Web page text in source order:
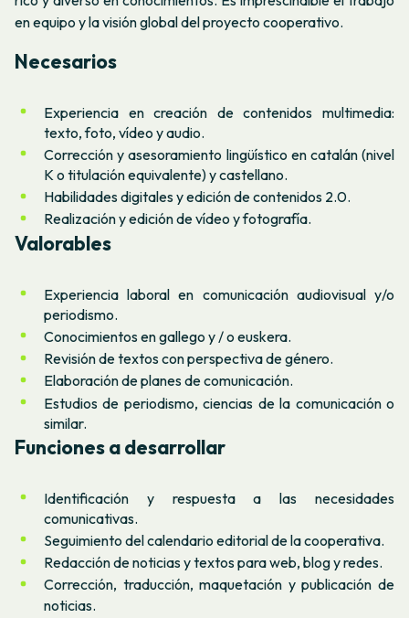
en equipo y la visión global del proyecto cooperativo.
Necesarios
Experiencia en creación de contenidos multimedia:
texto, foto, vídeo y audio.
Corrección y asesoramiento lingüístico en catalán (nivel
K o titulación equivalente) y castellano.
Habilidades digitales y edición de contenidos 2.0.
Realización y edición de vídeo y fotografía.
Valorables
Experiencia laboral en comunicación audiovisual y/o
periodismo.
Conocimientos en gallego y / o euskera.
Revisión de textos con perspectiva de género.
Elaboración de planes de comunicación.
Estudios de periodismo, ciencias de la comunicación o
similar.
Funciones a desarrollar
Identificación y respuesta a las necesidades
comunicativas.
Seguimiento del calendario editorial de la cooperativa.
Redacción de noticias y textos para web, blog y redes.
Corrección, traducción, maquetación y publicación de
noticias.